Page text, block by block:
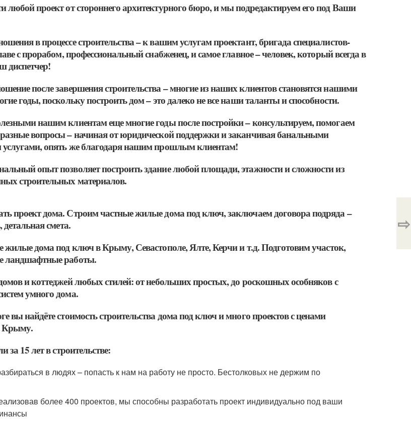
любой проект от стороннего архитектурного бюро, и мы подредактируем его под Ваши
в процессе строительства – к вашим услугам проектант, бригада специалистов-
с прорабом, профессиональный снабженец, и самое главное – человек, который всегда в
диспетчер!
после завершения строительства – многие из наших клиентов становятся нашими
годы, поскольку построить дом – это далеко не все наши таланты и способности.
нашим клиентам еще многие годы после постройки – консультируем, помогаем
вопросы – начиная от юридической поддержки и заканчивая банальными
опять же благодаря нашим прошлым клиентам!
опыт позволяет построить здание любой площади, этажности и сложности из
строительных материалов.
проект дома. Строим частные жилые дома под ключ, заключаем договора подряда –
детальная смета.
жилые дома под ключ в Крыму, Севастополе, Ялте, Керчи и т.д. Подготовим участок,
ландшафтные работы.
и коттеджей любых стилей: от небольших простых, до роскошных особняков с
умного дома.
вы найдёте стоимость строительства дома под ключ и много проектов с ценами
Крыму.
за 15 лет в строительстве:
в людях – попасть к нам на работу не просто. Бестолковых не держим по
более 400 проектов, мы способны разработать проект индивидуально под ваши
⇨